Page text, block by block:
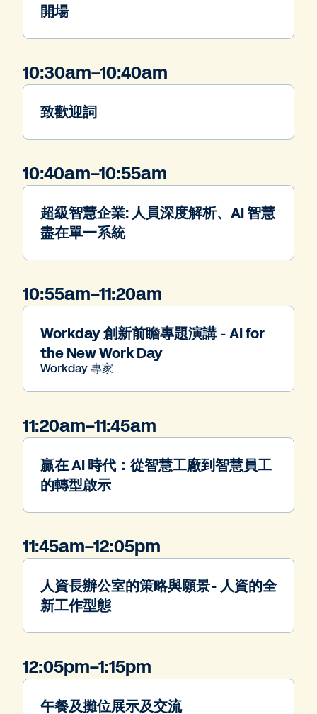
開場
10:30am–10:40am
致歡迎詞
10:40am–10:55am
超級智慧企業: 人員深度解析、AI 智慧
盡在單一系統
10:55am–11:20am
Workday 創新前瞻專題演講 - AI for
the New Work Day
Workday 專家
11:20am–11:45am
贏在 AI 時代：從智慧工廠到智慧員工
的轉型啟示
11:45am–12:05pm
人資長辦公室的策略與願景- 人資的全
新工作型態
12:05pm–1:15pm
午餐及攤位展示及交流